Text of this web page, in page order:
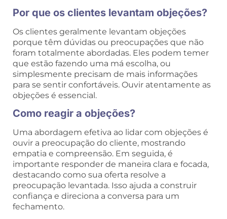
Por que os clientes levantam objeções?
Os clientes geralmente levantam objeções
porque têm dúvidas ou preocupações que não
foram totalmente abordadas. Eles podem temer
que estão fazendo uma má escolha, ou
simplesmente precisam de mais informações
para se sentir confortáveis. Ouvir atentamente as
objeções é essencial.
Como reagir a objeções?
Uma abordagem efetiva ao lidar com objeções é
ouvir a preocupação do cliente, mostrando
empatia e compreensão. Em seguida, é
importante responder de maneira clara e focada,
destacando como sua oferta resolve a
preocupação levantada. Isso ajuda a construir
confiança e direciona a conversa para um
fechamento.